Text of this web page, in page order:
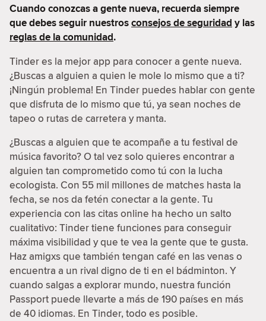
Cuando conozcas a gente nueva, recuerda siempre
que debes seguir nuestrosconsejos de seguridad y las
reglas de la comunidad.
Tinder es la mejor app para conocer a gente nueva.
¿Buscas a alguien a quien le mole lo mismo que a ti?
¡Ningún problema! En Tinder puedes hablar con gente
que disfruta de lo mismo que tú, ya sean noches de
tapeo o rutas de carretera y manta.
¿Buscas a alguien que te acompañe a tu festival de
música favorito? O tal vez solo quieres encontrar a
alguien tan comprometido como tú con la lucha
ecologista. Con 55 mil millones de matches hasta la
fecha, se nos da fetén conectar a la gente. Tu
experiencia con las citas online ha hecho un salto
cualitativo: Tinder tiene funciones para conseguir
máxima visibilidad y que te vea la gente que te gusta.
Haz amigxs que también tengan café en las venas o
encuentra a un rival digno de ti en el bádminton. Y
cuando salgas a explorar mundo, nuestra función
Passport puede llevarte a más de 190 países en más
de 40 idiomas. En Tinder, todo es posible.